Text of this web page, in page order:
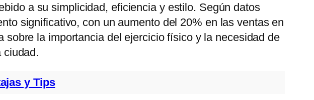
a su simplicidad, eficiencia y estilo. Según datos
significativo, con un aumento del 20% en las ventas en
la importancia del ejercicio físico y la necesidad de
ciudad.
y Tips